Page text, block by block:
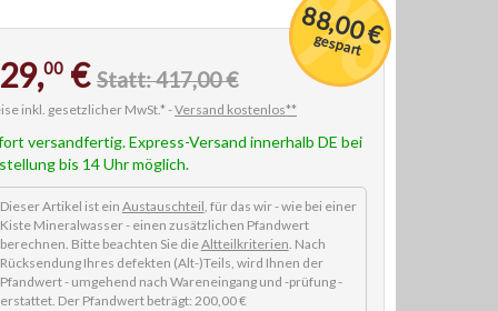
88,00 €
gespart
00 € Statt: 417,00 €
inkl. gesetzlicher MwSt.* -Versand kostenlos**
versandfertig. Express-Versand innerhalb DE bei
bis 14 Uhr möglich.
Dieser Artikel ist ein Austauschteil, für das wir - wie bei einer
Kiste Mineralwasser - einen zusätzlichen Pfandwert
berechnen. Bitte beachten Sie dieAltteilkriterien. Nach
Rücksendung Ihres defekten (Alt-)Teils, wird Ihnen der
Pfandwert - umgehend nach Wareneingang und -prüfung -
erstattet. Der Pfandwert beträgt: 200,00 €